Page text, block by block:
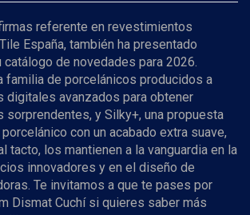
referente en revestimientos
España, también ha presentado
de novedades para 2026.
familia de porcelánicos producidos a
digitales avanzados para obtener
sorprendentes, y Silky+, una propuesta
con un acabado extra suave,
tacto, los mantienen a la vanguardia en la
innovadores y en el diseño de
Te invitamos a que te pases por
Dismat Cuchí si quieres saber más